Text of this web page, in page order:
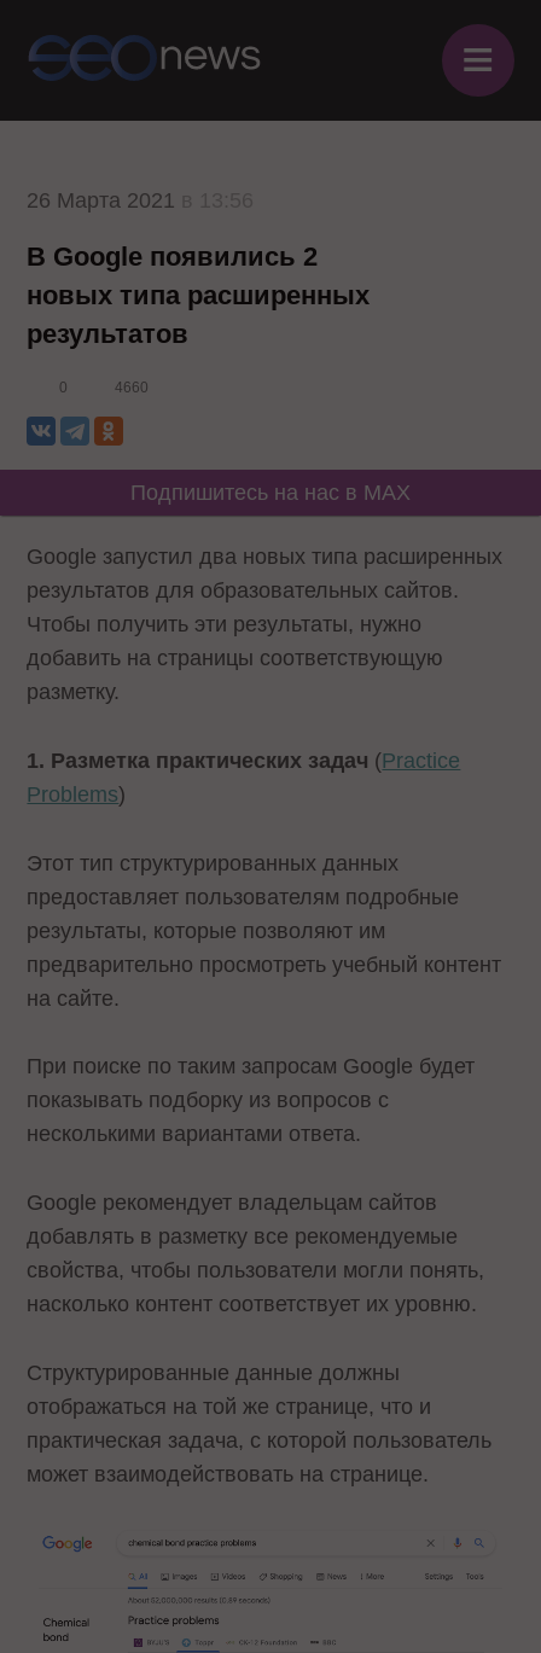
≡
26 Марта 2021
В Google появились 2
новых типа расширенных
результатов
0 4660
Подпишитесь на нас в MAX
Google запустил два новых типа расширенных
результатов для образовательных сайтов.
Чтобы получить эти результаты, нужно
добавить на страницы соответствующую
разметку.
1. Разметка практических задач (Practice
Problems)
Этот тип структурированных данных
предоставляет пользователям подробные
результаты, которые позволяют им
предварительно просмотреть учебный контент
на сайте.
При поиске по таким запросам Google будет
показывать подборку из вопросов с
несколькими вариантами ответа.
Google рекомендует владельцам сайтов
добавлять в разметку все рекомендуемые
свойства, чтобы пользователи могли понять,
насколько контент соответствует их уровню.
Структурированные данные должны
отображаться на той же странице, что и
практическая задача, с которой пользователь
может взаимодействовать на странице.